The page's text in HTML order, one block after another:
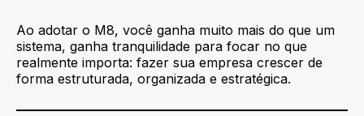
Ao adotar o M8, você ganha muito mais do que um
sistema, ganha tranquilidade para focar no que
realmente importa: fazer sua empresa crescer de
forma estruturada, organizada e estratégica.